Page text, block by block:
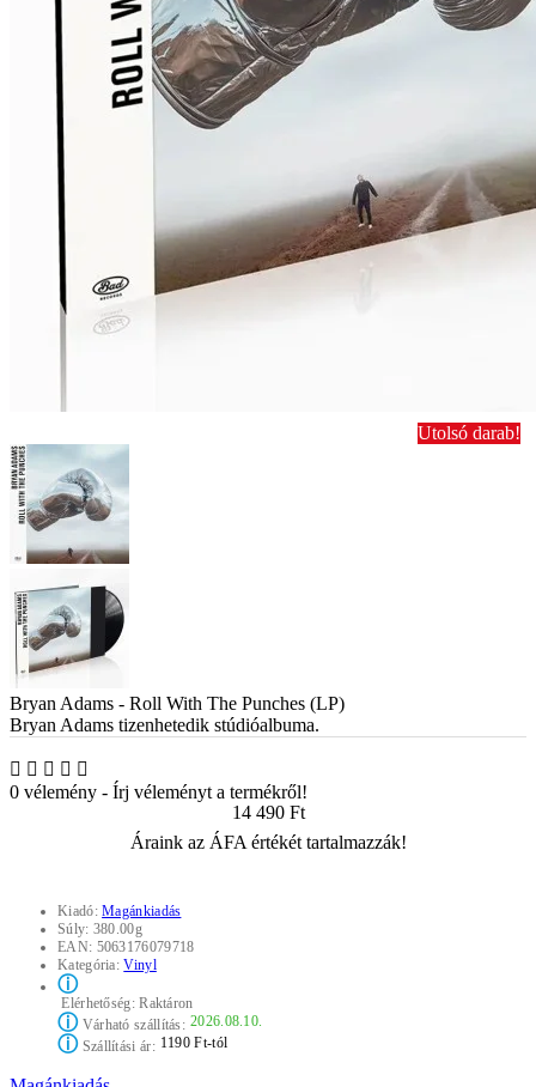
Utolsó darab!
Bryan Adams - Roll With The Punches (LP)
Bryan Adams tizenhetedik stúdióalbuma.
0 vélemény - Írj véleményt a termékről!
14 490 Ft
Áraink az ÁFA értékét tartalmazzák!
Kiadó:Magánkiadás
Súly: 380.00g
EAN: 5063176079718
Kategória:Vinyl
ⓘ
Elérhetőség:Raktáron
ⓘVárható szállítás: 2026.08.10.
ⓘSzállítási ár: 1190 Ft-tól